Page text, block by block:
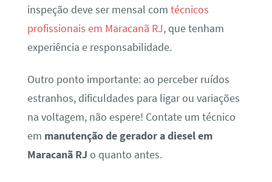
inspeção deve ser mensal com técnicos
profissionais em Maracanã RJ, que tenham
experiência e responsabilidade.
Outro ponto importante: ao perceber ruídos
estranhos, dificuldades para ligar ou variações
na voltagem, não espere! Contate um técnico
em manutenção de gerador a diesel em
Maracanã RJ o quanto antes.